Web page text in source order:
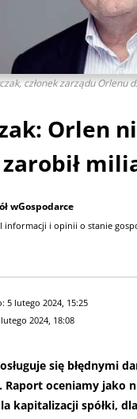
członek zarządu Orlenu
Orlen
wGospodarce
informacji i opinii o stanie
5 lutego 2024, 15:25
2024, 18:08
się błędnymi
Raport oceniamy jako
kapitalizacji spółki,